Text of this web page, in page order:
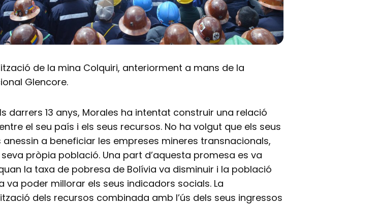
de la mina Colquiri, anteriorment a mans de la
Glencore.
darrers 13 anys, Morales ha intentat construir una relació
el seu país i els seus recursos. No ha volgut que els seus
anessin a beneficiar les empreses mineres transnacionals,
pròpia població. Una part d’aquesta promesa es va
la taxa de pobresa de Bolívia va disminuir i la població
va poder millorar els seus indicadors socials. La
dels recursos combinada amb l’ús dels seus ingressos